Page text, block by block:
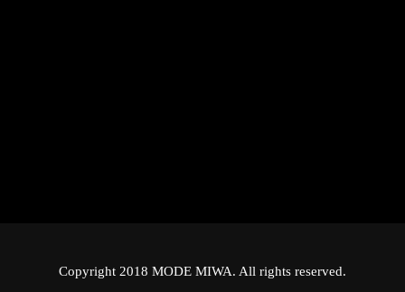
Copyright 2018 MODE MIWA. All rights reserved.